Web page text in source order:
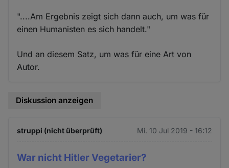
"....Am Ergebnis zeigt sich dann auch, um was für
einen Humanisten es sich handelt."
Und an diesem Satz, um was für eine Art von
Autor.
Diskussion anzeigen
struppi (nicht überprüft) Mi. 10 Jul 2019 - 16:12
War nicht Hitler Vegetarier?